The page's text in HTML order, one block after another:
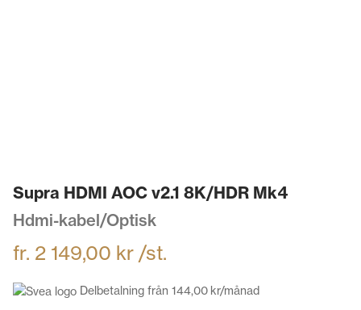
Supra HDMI AOC v2.1 8K/HDR Mk4
Hdmi-kabel/Optisk
fr. 2 149,00 kr /st.
Delbetalning från 144,00 kr/månad